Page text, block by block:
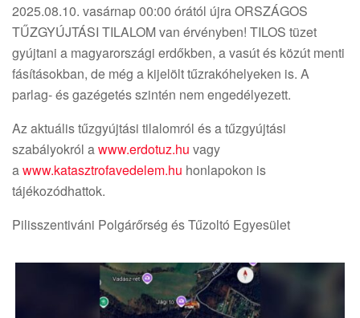
2025.08.10. vasárnap 00:00 órától újra ORSZÁGOS
TŰZGYÚJTÁSI TILALOM van érvényben! TILOS tüzet
gyújtani a magyarországi erdőkben, a vasút és közút menti
fásításokban, de még a kijelölt tűzrakóhelyeken is. A
parlag- és gazégetés szintén nem engedélyezett.
Az aktuális tűzgyújtási tilalomról és a tűzgyújtási
szabályokról awww.erdotuz.hu vagy
awww.katasztrofavedelem.hu honlapokon is
tájékozódhattok.
Pilisszentiváni Polgárőrség és Tűzoltó Egyesület